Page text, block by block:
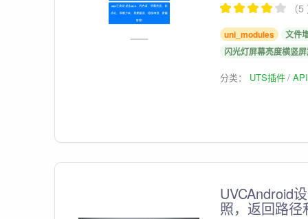
（
uni_modules
文件
闪光灯屏幕亮度横竖
分类： UTS插件
UVCAndroid
照，返回路径